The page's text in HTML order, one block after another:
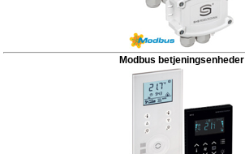
Modbus betjeningsenheder